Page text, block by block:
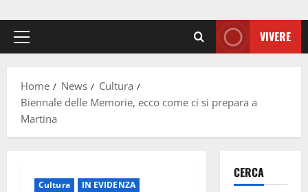
VIVERE
Home News
Cultura
Biennale delle Memorie, ecco come ci si prepara a
Martina
Cultura IN EVIDENZA
CERCA